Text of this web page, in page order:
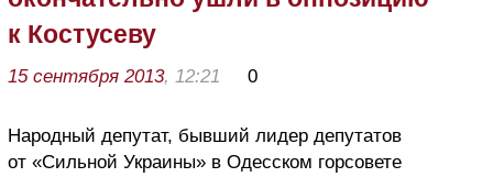
к Костусеву
15 сентября 2013, 12:21 0
Народный депутат, бывший лидер депутатов
от «Сильной Украины» в Одесском горсовете